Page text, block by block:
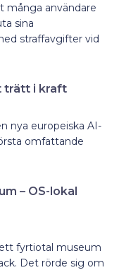
många användare
sina
straffavgifter vid
trätt i kraft
nya europeiska AI-
omfattande
– OS-lokal
fyrtiotal museum
Det rörde sig om